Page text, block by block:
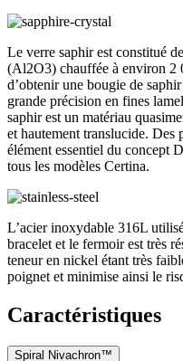
Le verre saphir est constitué
(Al2O3) chauffée à environ 2
d’obtenir une bougie de
grande précision en fines
saphir est un matériau
et hautement translucide.
élément essentiel du concept
tous les modèles Certina.
L’acier inoxydable 316L
bracelet et le fermoir est très
teneur en nickel étant très
poignet et minimise ainsi le
Caractéristiques
Spiral Nivachron™